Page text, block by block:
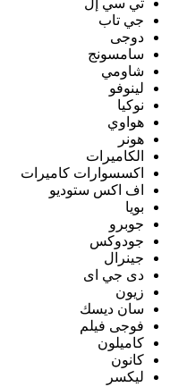
تي سي إل
جي تاب
دوجى
سامسونج
شاومي
لينوفو
نوكيا
هواوي
هونر
الكاميرات
اكسسوارات كاميرات
اف اكس ستوديو
بويا
جوبرو
جودوكس
جينرال
دى جي اى
زيون
سان ديسك
فوجى فيلم
كاميلون
كانون
ليكسر